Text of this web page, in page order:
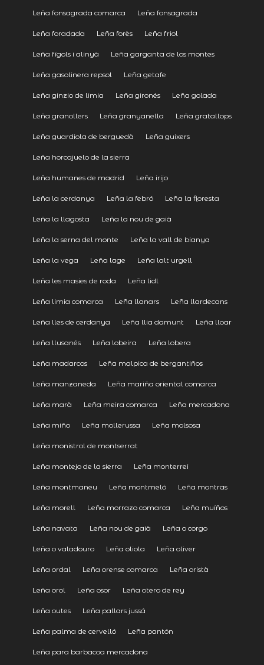
Leña fonsagrada comarca Leña fonsagrada
Leña foradada Leña forès Leña friol
Leña fígols i alinyà Leña garganta de los montes
Leña gasolinera repsol Leña getafe
Leña ginzio de limia Leña gironés Leña golada
Leña granollers Leña granyanella Leña gratallops
Leña guardiola de berguedà Leña guixers
Leña horcajuelo de la sierra
Leña humanes de madrid Leña irijo
Leña la cerdanya Leña la febró Leña la floresta
Leña la llagosta Leña la nou de gaià
Leña la serna del monte Leña la vall de bianya
Leña la vega Leña lage Leña lalt urgell
Leña les masies de roda Leña lidl
Leña limia comarca Leña llanars Leña llardecans
Leña lles de cerdanya Leña llia damunt Leña lloar
Leña llusanés Leña lobeira Leña lobera
Leña madarcos Leña malpica de bergantiños
Leña manzaneda Leña mariña oriental comarca
Leña marà Leña meira comarca Leña mercadona
Leña miño Leña mollerussa Leña molsosa
Leña monistrol de montserrat
Leña montejo de la sierra Leña monterrei
Leña montmaneu Leña montmeló Leña montras
Leña morell Leña morrazo comarca Leña muíños
Leña navata Leña nou de gaià Leña o corgo
Leña o valadouro Leña oliola Leña oliver
Leña ordal Leña orense comarca Leña oristà
Leña orol Leña osor Leña otero de rey
Leña outes Leña pallars jussá
Leña palma de cervelló Leña pantón
Leña para barbacoa mercadona